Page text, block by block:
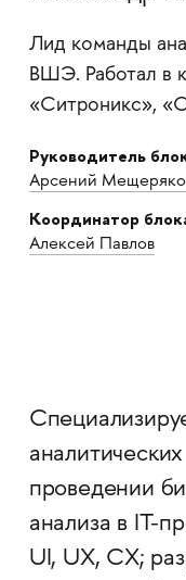
Лид команды
ВШЭ. Работал в
«Ситроникс»,
Руководитель
Арсений
Координатор
Алексей Павлов
проведении
анализа в IT-
UI, UX, CX;